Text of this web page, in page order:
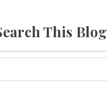
This Blog